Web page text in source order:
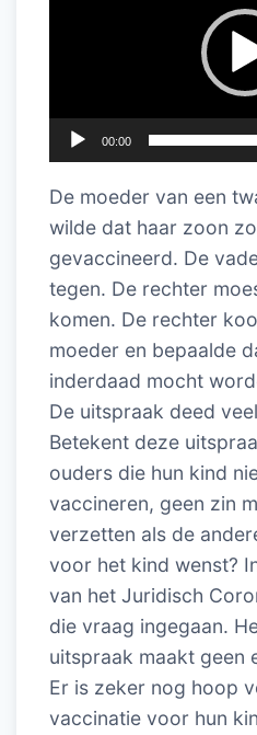
00:00
De moeder van een
wilde dat haar zoon
gevaccineerd. De
tegen. De rechter
komen. De rechter
moeder en bepaalde
inderdaad mocht
De uitspraak deed
Betekent deze
ouders die hun kind
vaccineren, geen zin
verzetten als de
voor het kind wenst?
van het Juridisch
die vraag ingegaan.
uitspraak maakt geen
Er is zeker nog hoop
vaccinatie voor hun